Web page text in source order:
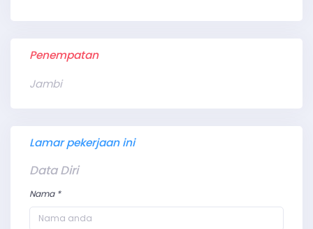
Penempatan
Jambi
Lamar pekerjaan ini
Data Diri
Nama *